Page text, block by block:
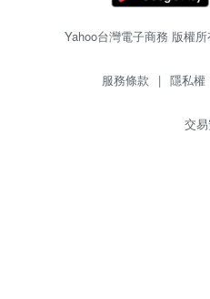
Yahoo台灣電子商務 版權
服務條款 | 隱私權
交